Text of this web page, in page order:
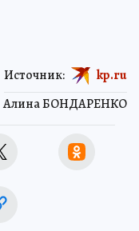
Алина БОНДАРЕНКО
Источник: kp.ru